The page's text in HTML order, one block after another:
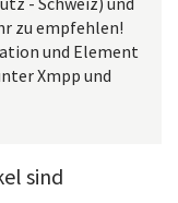
zu empfehlen!
und Element
Xmpp und
sind